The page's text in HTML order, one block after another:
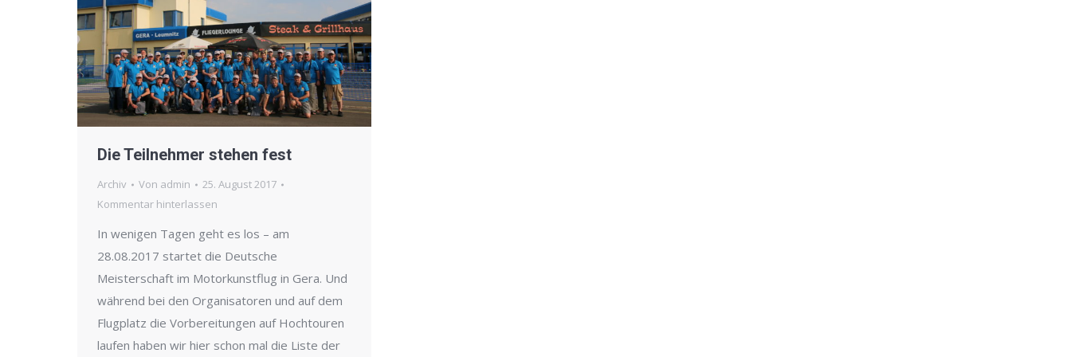
Die Teilnehmer stehen fest
Archiv Von admin
25. August 2017
Kommentar hinterlassen
In wenigen Tagen geht es los – am
28.08.2017 startet die Deutsche
Meisterschaft im Motorkunstflug in Gera. Und
während bei den Organisatoren und auf dem
Flugplatz die Vorbereitungen auf Hochtouren
laufen haben wir hier schon mal die Liste der